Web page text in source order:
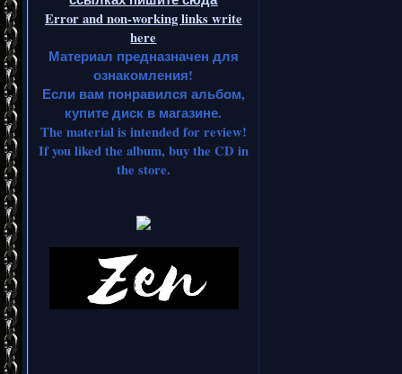
Error and non-working links write
here
Материал предназначен для
ознакомления!
Если вам понравился альбом,
купите диск в магазине.
The material is intended for review!
If you liked the album, buy the CD in
the store.